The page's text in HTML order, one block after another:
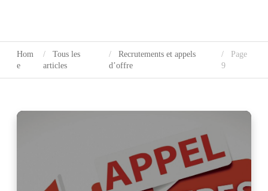
Hom
e
Tous les
articles
Recrutements et appels
d’offre
Page
9